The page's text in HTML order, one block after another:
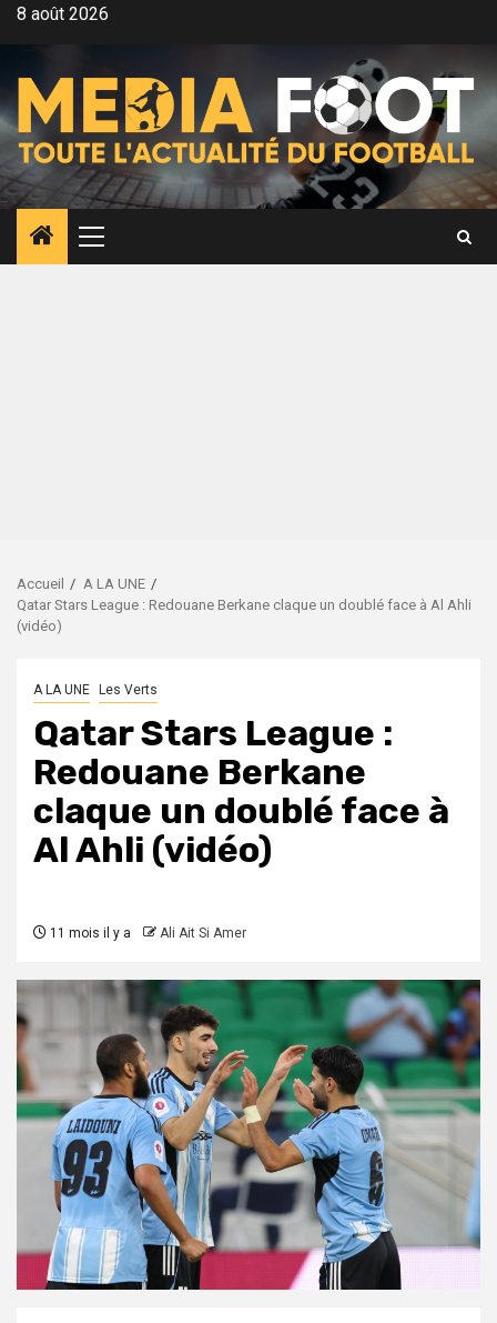
Aller8 août 2026
Menu
principal
Accueil
A LA UNE
Qatar Stars League : Redouane Berkane claque un doublé face à Al Ahli
(vidéo)
A LA UNE Les Verts
Qatar Stars League :
Redouane Berkane
claque un doublé face à
Al Ahli (vidéo)
11 mois il y a Ali Ait Si Amer